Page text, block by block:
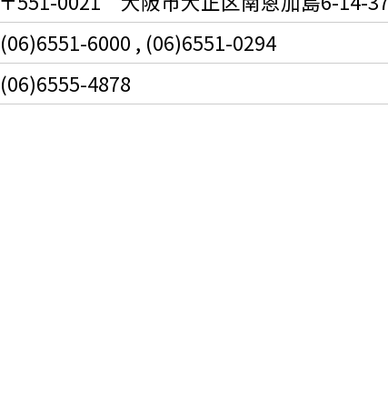
(06)6551-6000 , (06)6551-0294
(06)6555-4878